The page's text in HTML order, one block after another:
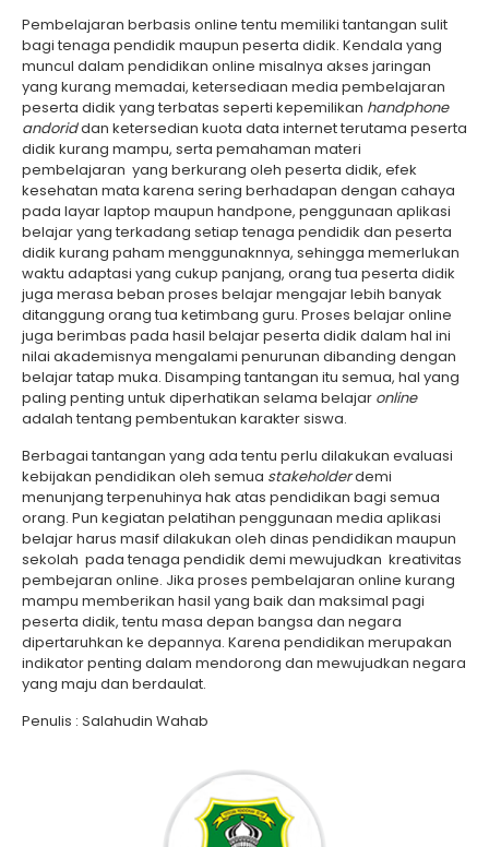
Pembelajaran berbasis online tentu memiliki tantangan sulit
bagi tenaga pendidik maupun peserta didik. Kendala yang
muncul dalam pendidikan online misalnya akses jaringan
yang kurang memadai, ketersediaan media pembelajaran
peserta didik yang terbatas seperti kepemilikan handphone
andoriddan ketersedian kuota data internet terutama peserta
didik kurang mampu, serta pemahaman materi
pembelajaran yang berkurang oleh peserta didik, efek
kesehatan mata karena sering berhadapan dengan cahaya
pada layar laptop maupun handpone, penggunaan aplikasi
belajar yang terkadang setiap tenaga pendidik dan peserta
didik kurang paham menggunaknnya, sehingga memerlukan
waktu adaptasi yang cukup panjang, orang tua peserta didik
juga merasa beban proses belajar mengajar lebih banyak
ditanggung orang tua ketimbang guru. Proses belajar online
juga berimbas pada hasil belajar peserta didik dalam hal ini
nilai akademisnya mengalami penurunan dibanding dengan
belajar tatap muka. Disamping tantangan itu semua, hal yang
paling penting untuk diperhatikan selama belajar online
adalah tentang pembentukan karakter siswa.
Berbagai tantangan yang ada tentu perlu dilakukan evaluasi
kebijakan pendidikan oleh semua stakeholderdemi
menunjang terpenuhinya hak atas pendidikan bagi semua
orang. Pun kegiatan pelatihan penggunaan media aplikasi
belajar harus masif dilakukan oleh dinas pendidikan maupun
sekolah pada tenaga pendidik demi mewujudkan kreativitas
pembejaran online. Jika proses pembelajaran online kurang
mampu memberikan hasil yang baik dan maksimal pagi
peserta didik, tentu masa depan bangsa dan negara
dipertaruhkan ke depannya. Karena pendidikan merupakan
indikator penting dalam mendorong dan mewujudkan negara
yang maju dan berdaulat.
Penulis : Salahudin Wahab